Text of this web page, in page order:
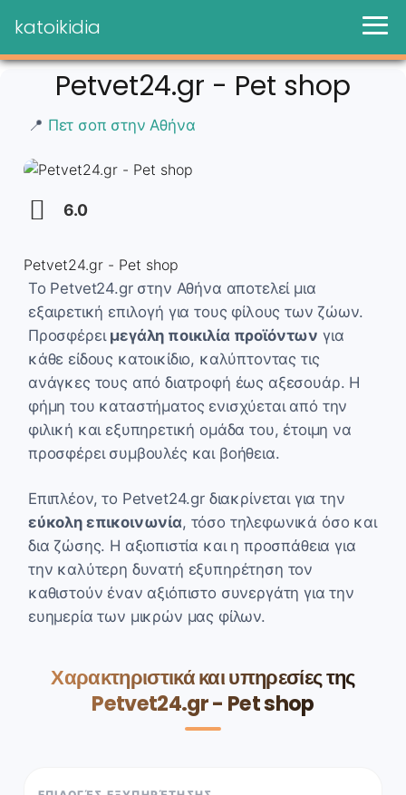
katoikidia
Petvet24.gr - Pet shop
📍 Πετ σοπ στην Αθήνα
6.0
Petvet24.gr - Pet shop
Το Petvet24.gr στην Αθήνα αποτελεί μια
εξαιρετική επιλογή για τους φίλους των ζώων.
Προσφέρει μεγάλη ποικιλία προϊόντων για
κάθε είδους κατοικίδιο, καλύπτοντας τις
ανάγκες τους από διατροφή έως αξεσουάρ. Η
φήμη του καταστήματος ενισχύεται από την
φιλική και εξυπηρετική ομάδα του, έτοιμη να
προσφέρει συμβουλές και βοήθεια.
Επιπλέον, το Petvet24.gr διακρίνεται για την
εύκολη επικοινωνία, τόσο τηλεφωνικά όσο και
δια ζώσης. Η αξιοπιστία και η προσπάθεια για
την καλύτερη δυνατή εξυπηρέτηση τον
καθιστούν έναν αξιόπιστο συνεργάτη για την
ευημερία των μικρών μας φίλων.
Χαρακτηριστικά και υπηρεσίες της
Petvet24.gr - Pet shop